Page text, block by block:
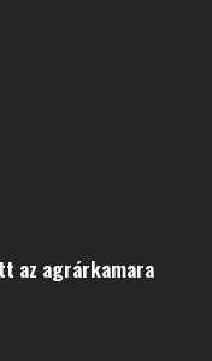
az agrárkamara